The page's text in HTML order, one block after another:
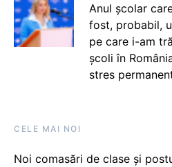
Anul școlar
fost, probabil,
pe care i-am
școli în
stres
CELE MAI NOI
Noi comasări de clase și